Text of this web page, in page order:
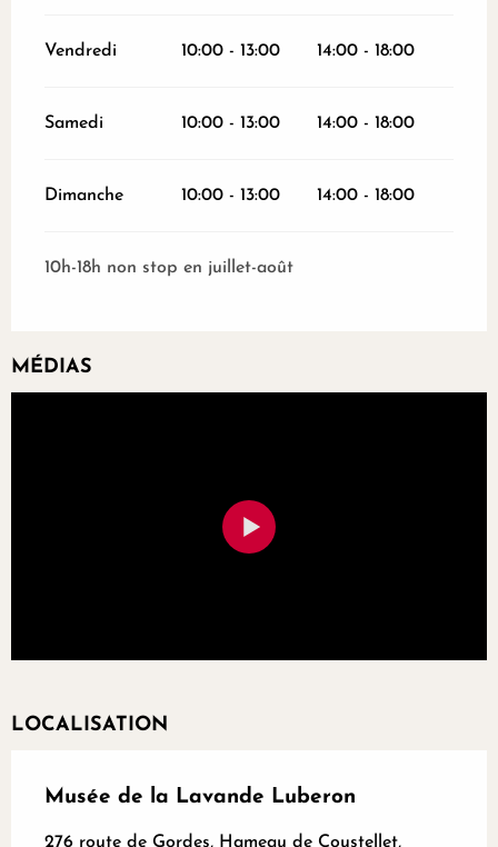
Vendredi 10:00 - 13:00 14:00 - 18:00
Samedi 10:00 - 13:00 14:00 - 18:00
Dimanche 10:00 - 13:00 14:00 - 18:00
10h-18h non stop en juillet-août
MÉDIAS
LOCALISATION
Musée de la Lavande Luberon
276 route de Gordes, Hameau de Coustellet,